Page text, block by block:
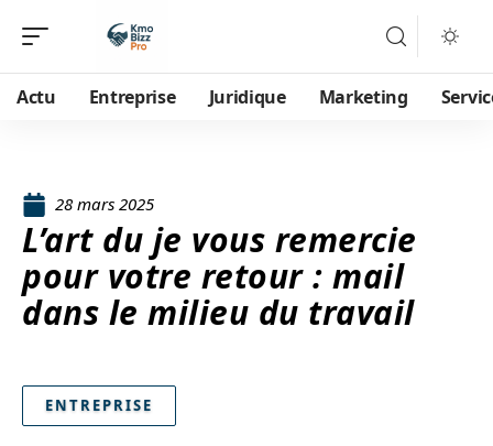
Actu Entreprise Juridique Marketing
28 mars 2025
L’art du je vous remercie
pour votre retour : mail
dans le milieu du travail
ENTREPRISE